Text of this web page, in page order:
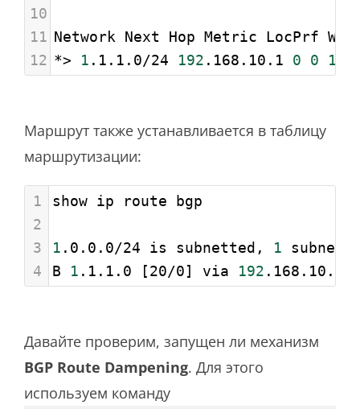
10
11 Network Next Hop Metric LocPrf
12 *> 1 .1.1.0/24 192 .168.10.1 0 0 1
Маршрут также устанавливается в таблицу
маршрутизации:
1
show ip route bgp
2
3
1 .0.0.0/24 is subnetted, 1 subnets
4
B 1 .1.1.0 [20/0] via 192
Давайте проверим, запущен ли механизм
BGP Route Dampening. Для этого
используем команду